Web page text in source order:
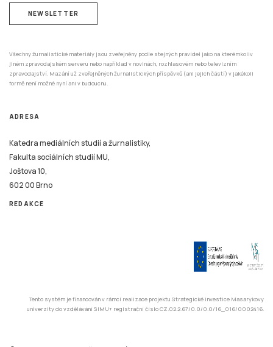
NEWSLETTER
Všechny žurnalistické materiály jsou zveřejněny podle stejných pravidel jako na kterémkoliv
jiném zpravodajském serveru nebo například v novinách, rozhlasovém nebo televizním
zpravodajství. Mazání už zveřejněných žurnalistických příspěvků (ani jejich částí) v jakékoli
formě není možné nyní ani v budoucnu.
ADRESA
Katedra mediálních studií a žurnalistiky,
Fakulta sociálních studií MU,
Joštova 10,
602 00 Brno
REDAKCE
Tento systém je financován v rámci realizace projektu Strategické investice Masarykovy
univerzity do vzdělávání SIMU+ registrační číslo CZ.02.2.67/0.0/0.0/16_016/0002416.